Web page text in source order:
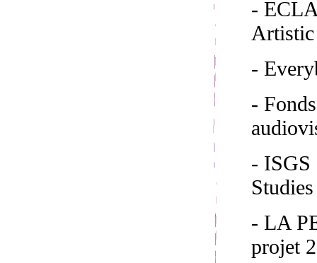
-
Artistic
-
-
- ISGS
Studies
- LA
projet